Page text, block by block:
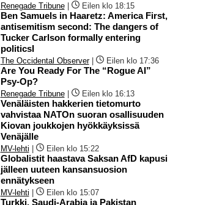
Renegade Tribune| Eilen klo 18:15
Ben Samuels in Haaretz: America First,
antisemitism second: The dangers of
Tucker Carlson formally entering
politicsI
The Occidental Observer| Eilen klo 17:36
Are You Ready For The “Rogue AI”
Psy-Op?
Renegade Tribune| Eilen klo 16:13
Venäläisten hakkerien tietomurto
vahvistaa NATOn suoran osallisuuden
Kiovan joukkojen hyökkäyksissä
Venäjälle
MV-lehti Eilen klo 15:22
Globalistit haastava Saksan AfD kapusi
jälleen uuteen kansansuosion
ennätykseen
MV-lehti Eilen klo 15:07
Turkki, Saudi-Arabia ja Pakistan